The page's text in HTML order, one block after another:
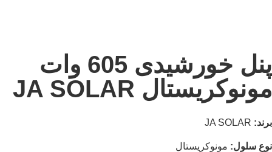
پنل خورشیدی 605 وات
مونوکریستال JA SOLAR
برند:
نوع سلول: مونوکریستال